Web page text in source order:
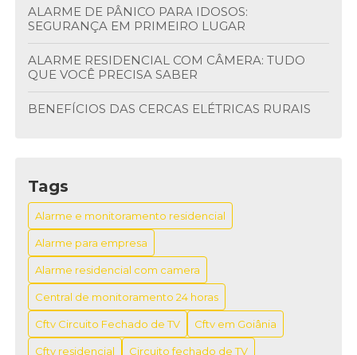
ALARME DE PÂNICO PARA IDOSOS:
SEGURANÇA EM PRIMEIRO LUGAR
ALARME RESIDENCIAL COM CÂMERA: TUDO
QUE VOCÊ PRECISA SABER
BENEFÍCIOS DAS CERCAS ELÉTRICAS RURAIS
BENEFÍCIOS DOS CIRCUITOS FECHADOS DE TV
BOTÃO DE PÂNICO FIXO: SEGURANÇA E
PRATICIDADE EM SITUAÇÕES EMERGENCIAIS
BOTÃO DE PÂNICO FIXO: SEGURANÇA EM CASA
BOTÃO DE PÂNICO FIXO: SEGURANÇA
IMEDIATA
Tags
Alarme e monitoramento residencial
Alarme para empresa
Alarme residencial com camera
Central de monitoramento 24 horas
Cftv Circuito Fechado de TV Cftv em Goiânia
Cftv residencial Circuito fechado de TV